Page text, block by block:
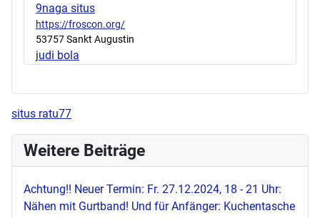
9naga situs
https://froscon.org/
53757 Sankt Augustin
judi bola
situs ratu77
Weitere Beiträge
Achtung!! Neuer Termin: Fr. 27.12.2024, 18 - 21 Uhr:
Nähen mit Gurtband! Und für Anfänger: Kuchentasche